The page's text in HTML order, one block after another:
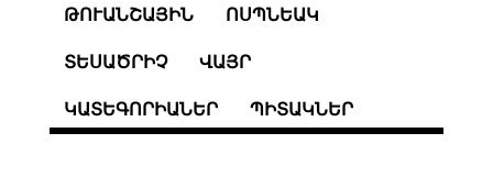
ԹՈՒԱՆՇԱՅԻՆ ՈՍՊՆԵԱԿ
ՏԵՍԱԾՐԻՉ ՎԱՅՐ
ԿԱՏԵԳՈՐԻԱՆԵՐ ՊԻՏԱԿՆԵՐ